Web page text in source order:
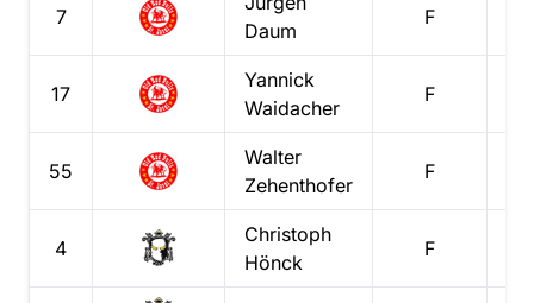
7
Daum
F
17
Yannick
Waidacher
F
55
Walter
Zehenthofer
F
4
Christoph
Hönck
F